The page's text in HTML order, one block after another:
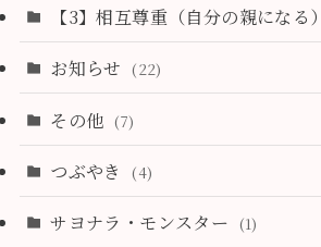
【3】相互尊重（自分の親になる）
お知らせ (22)
その他 (7)
つぶやき (4)
サヨナラ・モンスター (1)